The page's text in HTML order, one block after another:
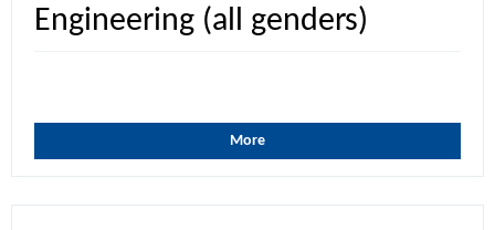
Engineering (all genders)
More